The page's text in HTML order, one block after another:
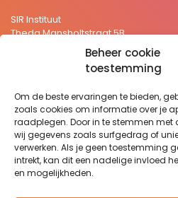
Beheer cookie
toestemming
Om de beste ervaringen te bieden,
zoals cookies om informatie over je
raadplegen. Door in te stemmen met
wij gegevens zoals surfgedrag of
verwerken. Als je geen toestemming
intrekt, kan dit een nadelige invloed
en mogelijkheden.
SIR Instituut
Theda Mansholtstraat 5B
2331 JE Leiden Nederland
+31 71 5766157
secretariaat@sirstevenshof.nl
>Privacyverklaring
>Disclaimer
Website:Remy Jacobs
Nieuwsbrief